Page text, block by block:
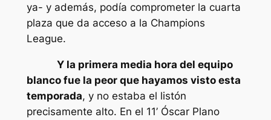
ya- y además, podía comprometer la cuarta
plaza que da acceso a la Champions
League.
Y la primera media hora del equipo
blanco fue la peor que hayamos visto esta
temporada, y no estaba el listón
precisamente alto. En el 11’ Óscar Plano